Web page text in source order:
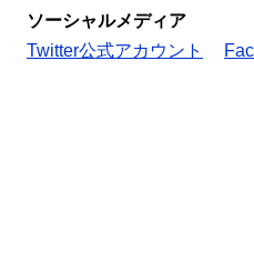
ソーシャルメディア
Twitter公式アカウント